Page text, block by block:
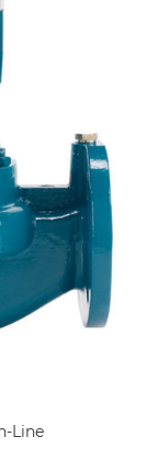
Line